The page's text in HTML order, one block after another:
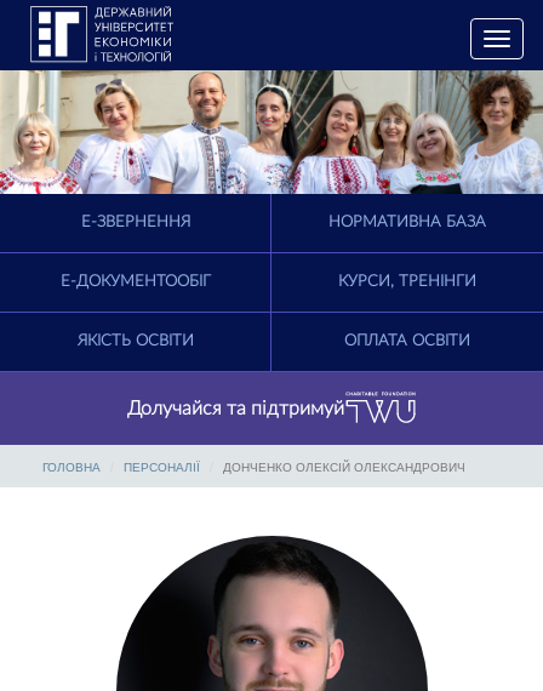
T
o
g
g
l
e
n
i
a
E-ЗВЕРНЕННЯ НОРМАТИВНА БАЗА
Е-ДОКУМЕНТООБІГ КУРСИ, ТРЕНІНГИ
ЯКІСТЬ ОСВІТИ ОПЛАТА ОСВІТИ
Долучайся та підтримуй
ГОЛОВНА ПЕРСОНАЛІЇ ДОНЧЕНКО ОЛЕКСІЙ ОЛЕКСАНДРОВИЧ